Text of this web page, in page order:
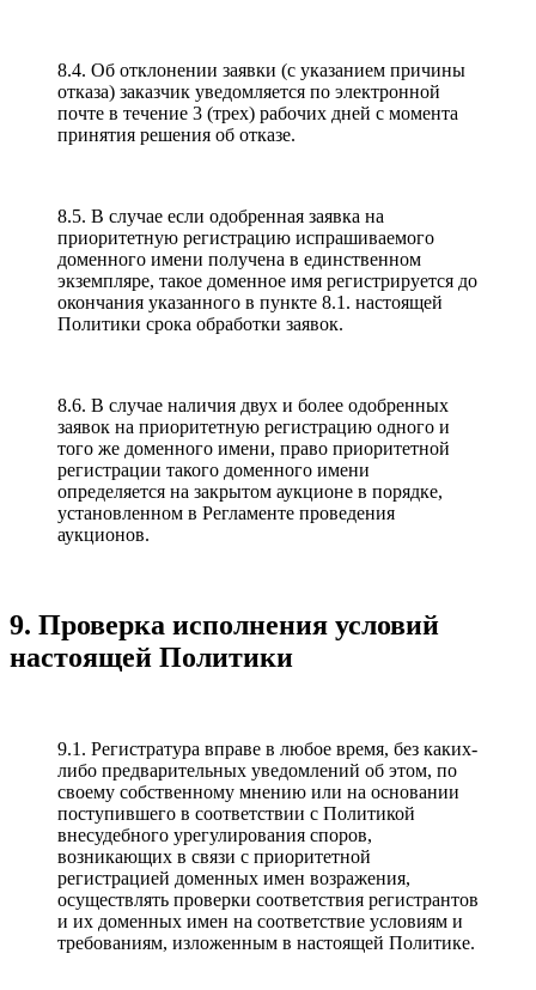
8.4. Об отклонении заявки (с указанием причины
отказа) заказчик уведомляется по электронной
почте в течение 3 (трех) рабочих дней с момента
принятия решения об отказе.
8.5. В случае если одобренная заявка на
приоритетную регистрацию испрашиваемого
доменного имени получена в единственном
экземпляре, такое доменное имя регистрируется до
окончания указанного в пункте 8.1. настоящей
Политики срока обработки заявок.
8.6. В случае наличия двух и более одобренных
заявок на приоритетную регистрацию одного и
того же доменного имени, право приоритетной
регистрации такого доменного имени
определяется на закрытом аукционе в порядке,
установленном в Регламенте проведения
аукционов.
9. Проверка исполнения условий
настоящей Политики
9.1. Регистратура вправе в любое время, без каких-
либо предварительных уведомлений об этом, по
своему собственному мнению или на основании
поступившего в соответствии с Политикой
внесудебного урегулирования споров,
возникающих в связи с приоритетной
регистрацией доменных имен возражения,
осуществлять проверки соответствия регистрантов
и их доменных имен на соответствие условиям и
требованиям, изложенным в настоящей Политике.